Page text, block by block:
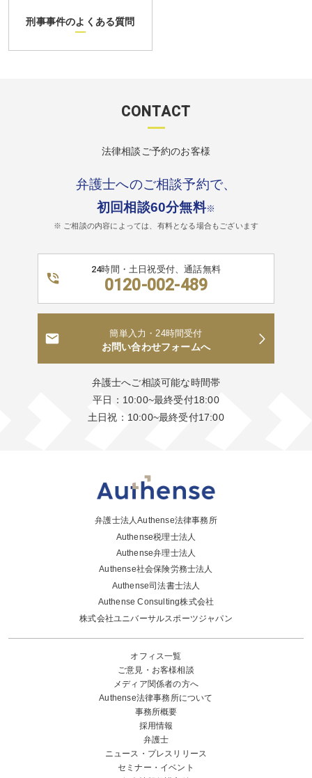
刑事事件のよくある質問
CONTACT
法律相談ご予約のお客様
弁護士へのご相談予約で、
初回相談60分無料※
※ ご相談の内容によっては、有料となる場合もございます
24時間・土日祝受付、通話無料
0120-002-489
簡単入力・24時間受付
お問い合わせフォームへ
弁護士へご相談可能な時間帯
平日：10:00~最終受付18:00
土日祝：10:00~最終受付17:00
弁護士法人Authense法律事務所
Authense税理士法人
Authense弁理士法人
Authense社会保険労務士法人
Authense司法書士法人
Authense Consulting株式会社
株式会社ユニバーサルスポーツジャパン
オフィス一覧
ご意見・お客様相談
メディア関係者の方へ
Authense法律事務所について
事務所概要
採用情報
弁護士
ニュース・プレスリリース
セミナー・イベント